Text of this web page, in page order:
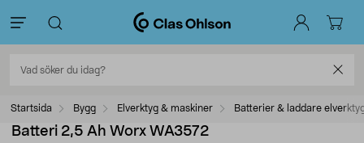
Startsida Bygg Elverktyg & maskiner Batterier & laddare
Batteri 2,5 Ah Worx WA3572